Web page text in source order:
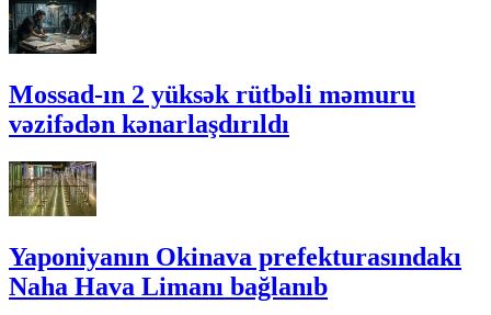
Mossad-ın 2 yüksək rütbəli məmuru
vəzifədən kənarlaşdırıldı
Yaponiyanın Okinava prefekturasındakı
Naha Hava Limanı bağlanıb